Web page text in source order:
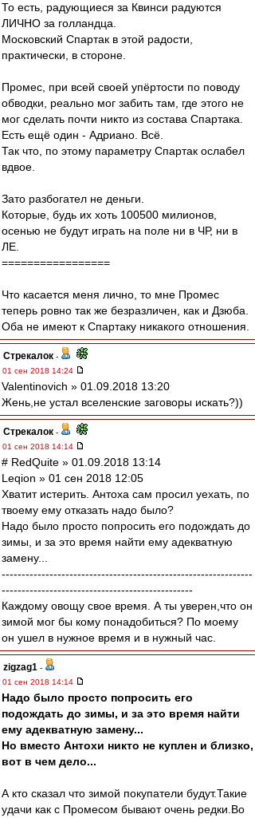
То есть, радующиеся за Квинси радуются
ЛИЧНО за голландца.
Московский Спартак в этой радости,
практически, в стороне.
Промес, при всей своей упёртости по поводу
обводки, реально мог забить там, где этого не
мог сделать почти никто из состава Спартака.
Есть ещё один - Адриано. Всё.
Так что, по этому параметру Спартак ослабел
вдвое.
Зато разбогател не деньги.
Которые, будь их хоть 100500 милионов,
осенью не будут играть на поле ни в ЧР, ни в
ЛЕ.
=================
Что касается меня лично, то мне Промес
теперь ровно так же безразличен, как и Дзюба.
Оба не имеют к Спартаку никакого отношения.
Стрекалок -
01 сен 2018 14:24
Valentinovich » 01.09.2018 13:20
Жень,не устал вселенские заговоры искать?))
Стрекалок -
01 сен 2018 14:14
# RedQuite » 01.09.2018 13:14
Leqion » 01 сен 2018 12:05
Хватит истерить. Антоха сам просил уехать, по
твоему ему отказать надо было?
Надо было просто попросить его подождать до
зимы, и за это время найти ему адекватную
замену...
---------------------------------------------------------------
------------------------------------------------
Каждому овощу свое время. А ты уверен,что он
зимой мог бы кому понадобиться? По моему
он ушел в нужное время и в нужный час.
zigzag1 -
01 сен 2018 14:14
Надо было просто попросить его
подождать до зимы, и за это время найти
ему адекватную замену...
Но вместо Антохи никто не куплен и близко,
вот в чем дело...
А кто сказал что зимой покупатели будут.Такие
удачи как с Промесом бывают очень редки.Во